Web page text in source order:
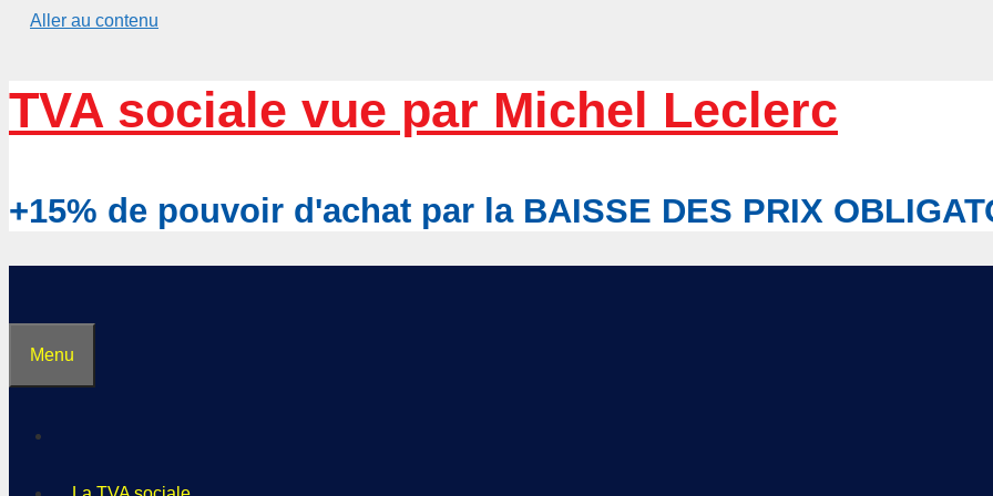
Aller au contenu
TVA sociale vue par Michel Leclerc
+15% de pouvoir d'achat par la BAISSE DES PRIX
Menu